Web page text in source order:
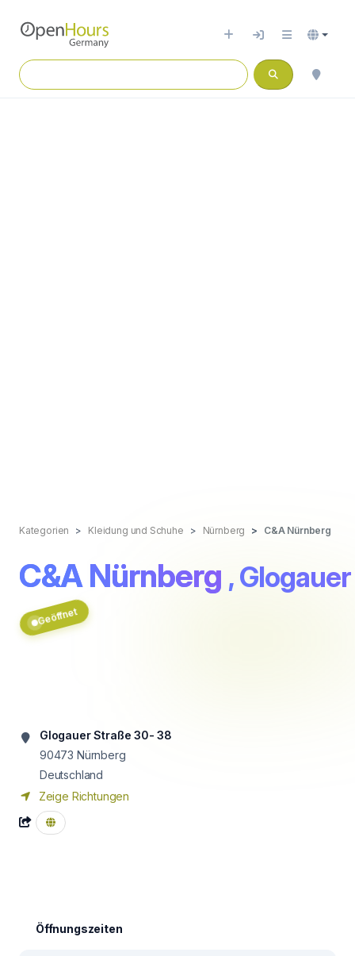
Kategorien Kleidung und Schuhe Nürnberg C&A Nürnberg
C&A Nürnberg ,
Geöffnet
Glogauer Straße 30- 38
90473 Nürnberg
Deutschland
Zeige Richtungen
Öffnungszeiten